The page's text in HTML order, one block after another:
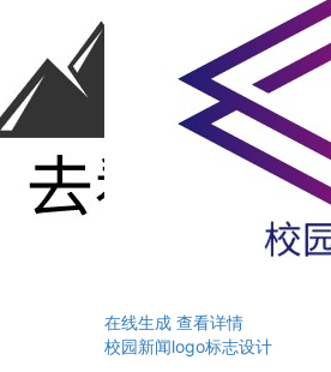
在线生成 查看详情
校园新闻logo标志设计